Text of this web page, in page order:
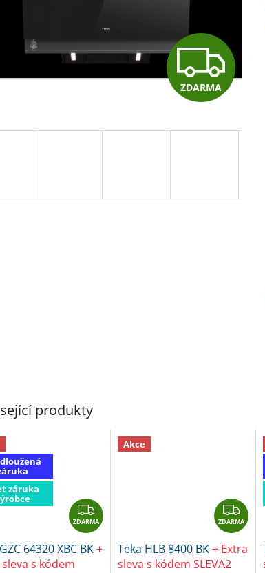
Z
D
R
ZDARMA
produkty
záruka
Z
D
A
ZDARMA
64320 XBC BK+
s kódem
Akce
Z
D
A
ZDARMA
Teka HLB 8400 BK+ Extra
sleva s kódem SLEVA2